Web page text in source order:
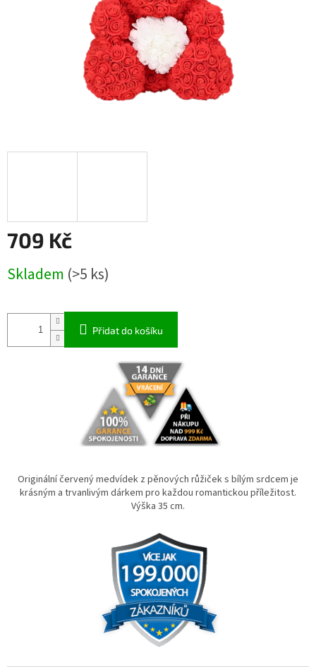
709 Kč
cena:
Skladem (>5 ks)
Přidat do košíku
Originální červený medvídek z pěnových růžiček s bílým srdcem je
krásným a trvanlivým dárkem pro každou romantickou příležitost.
Výška 35 cm.